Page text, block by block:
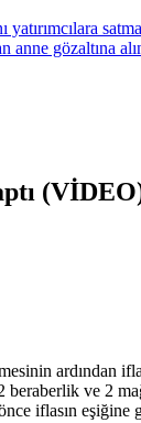
gözaltına
ardından
ve 2
iflasın